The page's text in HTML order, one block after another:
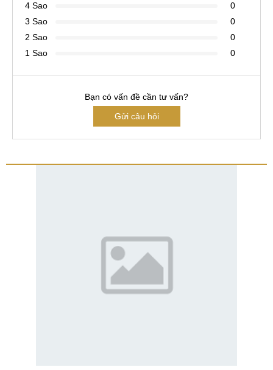
4 Sao
0
3 Sao
0
2 Sao
0
1 Sao
0
Bạn có vấn đề cần tư vấn?
Gửi câu hỏi